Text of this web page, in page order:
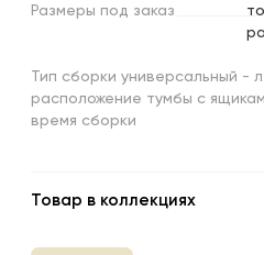
Размеры под заказ
Тип сборки универсальный -
расположение тумбы с
время сборки
Товар в коллекциях